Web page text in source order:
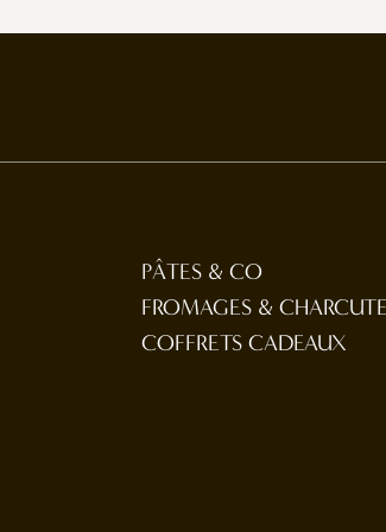
PÂTES & CO
FROMAGES &
COFFRETS CADEAUX